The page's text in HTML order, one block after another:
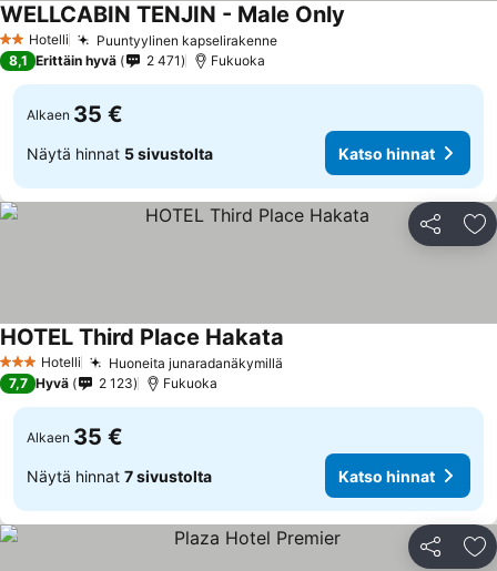
2 Tähtiluokitus
Hotelli Puuntyylinen kapselirakenne
WELLCABIN TENJIN - Male Only
8,1 Erittäin hyvä 2 471 Fukuoka
Alkaen 35 €
Näytä hinnat 5 sivustolta Katso hinnat
Jaa
3 Tähtiluokitus
Hotelli Huoneita junaradanäkymillä
HOTEL Third Place Hakata
7,7 Hyvä 2 123 Fukuoka
Alkaen 35 €
Näytä hinnat 7 sivustolta Katso hinnat
Jaa